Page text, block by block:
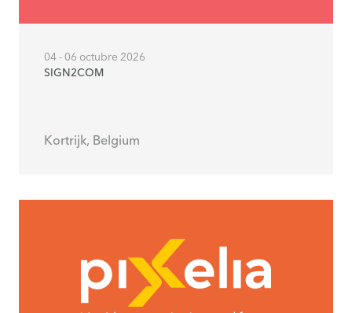
04 - 06 octubre 2026
SIGN2COM
Kortrijk, Belgium